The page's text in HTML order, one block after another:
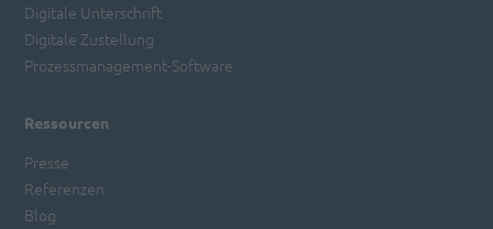
Digitale Unterschrift
Digitale Zustellung
Prozessmanagement-Software
Ressourcen
Presse
Referenzen
Blog